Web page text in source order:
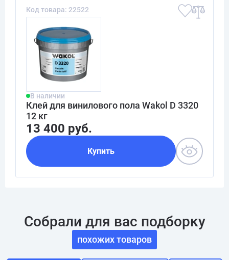
Код товара: 22522
В наличии
Клей для винилового пола Wakol D 3320
12 кг
13 400 руб.
Купить
Собрали для вас подборку
похожих товаров